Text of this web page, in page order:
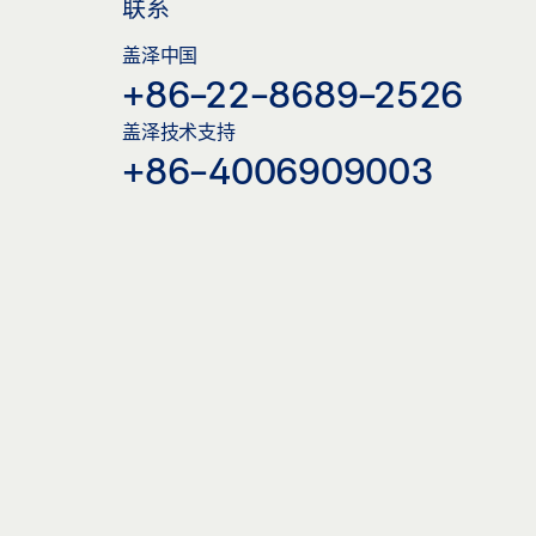
联系
盖泽中国
+86-22-8689-2526
盖泽技术支持
+86-4006909003